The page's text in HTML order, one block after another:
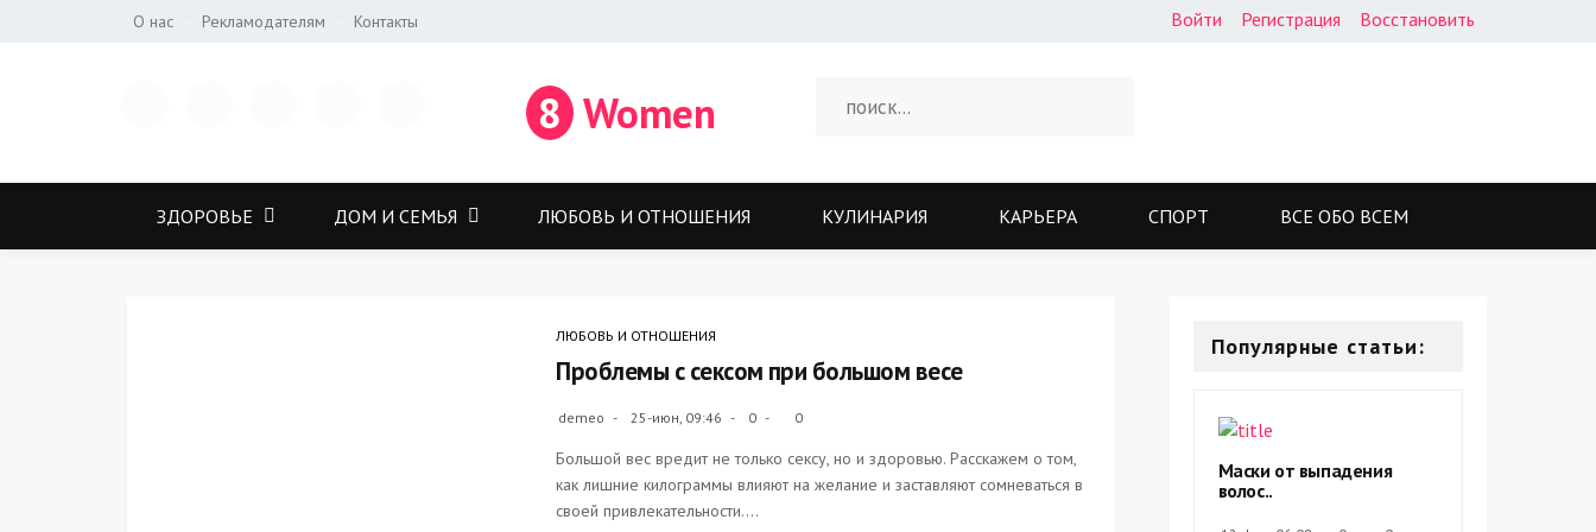
Войти Регистрация Восстановить
О нас Рекламодателям Контакты
8 Women
ЗДОРОВЬЕ ДОМ И СЕМЬЯ ЛЮБОВЬ И ОТНОШЕНИЯ КУЛИНАРИЯ КАРЬЕРА СПОРТ ВСЕ ОБО ВСЕМ
ЛЮБОВЬ И ОТНОШЕНИЯ
Проблемы с сексом при большом весе
demeo 25-июн, 09:46 0 0
Большой вес вредит не только сексу, но и здоровью. Расскажем о том,
как лишние килограммы влияют на желание и заставляют сомневаться в
своей привлекательности....
Популярные статьи:
Маски от выпадения
волос..